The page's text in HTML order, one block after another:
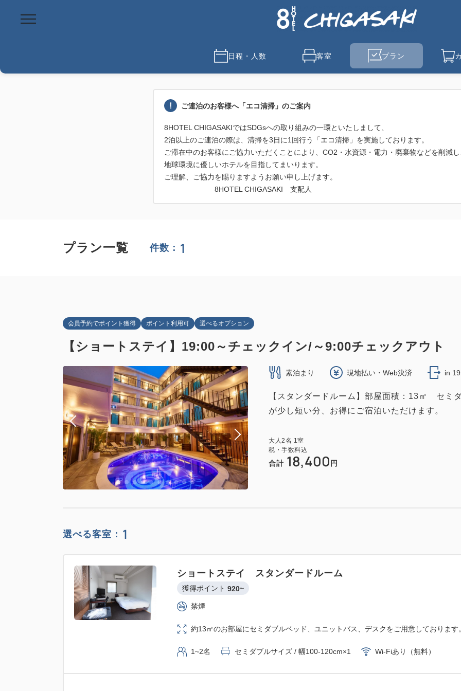
日程・人数 客室 プラン
ご連泊のお客様へ「エコ清掃」のご案内
8HOTEL CHIGASAKIではSDGsへの取り組みの一環といたしまして、
2泊以上のご連泊の際は、清掃を3日に1回行う「エコ清掃」を実施しております。
ご滞在中のお客様にご協力いただくことにより、CO2・水資源・電力・廃棄物などを削減
地球環境に優しいホテルを目指してまいります。
ご理解、ご協力を賜りますようお願い申し上げます。
8HOTEL CHIGASAKI 支配人
プラン一覧 件数： 1
会員予約でポイント獲得 ポイント利用可 選べるオプション
【ショートステイ】19:00～チェックイン/～9:00チェックアウト
素泊まり 現地払い・Web決済 in
【スタンダードルーム】部屋面積：13㎡ セ
が少し短い分、お得にご宿泊いただけます。
大人2名 1室
税・手数料込
合計 18,400 円
選べる客室： 1
ショートステイ スタンダードルーム
獲得ポイント 920~
禁煙
約13㎡のお部屋にセミダブルベッド、ユニットバス、デスクをご用意しております
1~2名 セミダブルサイズ / 幅100-120cm×1 Wi-Fiあり（無料）